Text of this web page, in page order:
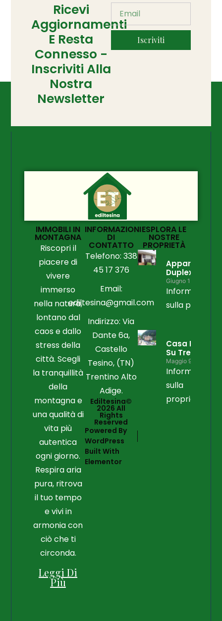
Ricevi
Aggiornamenti
E Resta
Connesso -
Inscriviti Alla
Nostra
Newsletter
Iscriviti
IMMOBILI IN
MONTAGNA
Riscopri il
piacere di
vivere
immerso
nella natura,
lontano dal
caos e dallo
stress della
città. Scegli
la tranquillità
della
montagna e
una qualità di
vita più
autentica
ogni giorno.
Respira aria
pura, ritrova
il tuo tempo
e vivi in
armonia con
ciò che ti
circonda.
Leggi Di
Più
INFORMAZIONI
DI
CONTATTO
Telefono: 338
45 17 376
Email:
ediltesina@gmail.com
Indirizzo: Via
Dante 6a,
Castello
Tesino, (TN)
Trentino Alto
Adige.
Ediltesina©
2026 All
Rights
Reserved
Powered By
WordPress
Built With
Elementor
ESPLORA LE
NOSTRE
PROPRIETÀ
Duplex
Giugno 15, 2026
Informazioni
sulla
Casa Libera
Su Tre Lati
Maggio 9, 2026
Informazioni
sulla
proprietà